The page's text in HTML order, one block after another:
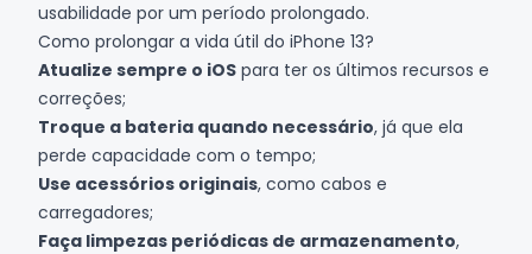
usabilidade por um período prolongado.
Como prolongar a vida útil do iPhone 13?
Atualize sempre o iOS para ter os últimos recursos e
correções;
Troque a bateria quando necessário, já que ela
perde capacidade com o tempo;
Use acessórios originais, como cabos e
carregadores;
Faça limpezas periódicas de armazenamento,